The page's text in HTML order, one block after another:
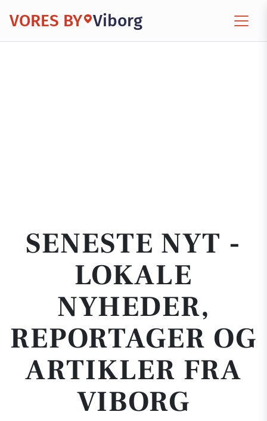
VORES BY Viborg
SENESTE NYT -
LOKALE
NYHEDER,
REPORTAGER OG
ARTIKLER FRA
VIBORG